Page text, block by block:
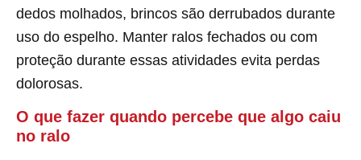
dedos molhados, brincos são derrubados durante
uso do espelho. Manter ralos fechados ou com
proteção durante essas atividades evita perdas
dolorosas.
O que fazer quando percebe que algo caiu
no ralo